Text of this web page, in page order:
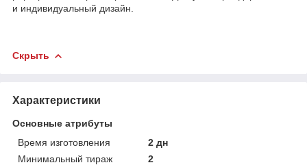
и индивидуальный дизайн.
Скрыть
Характеристики
Основные атрибуты
Время изготовления
2 дн
Минимальный тираж
2